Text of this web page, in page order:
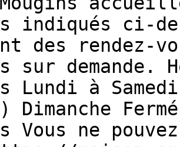
indiqués ci-
des rendez-
sur demande.
Lundi à
Vous ne